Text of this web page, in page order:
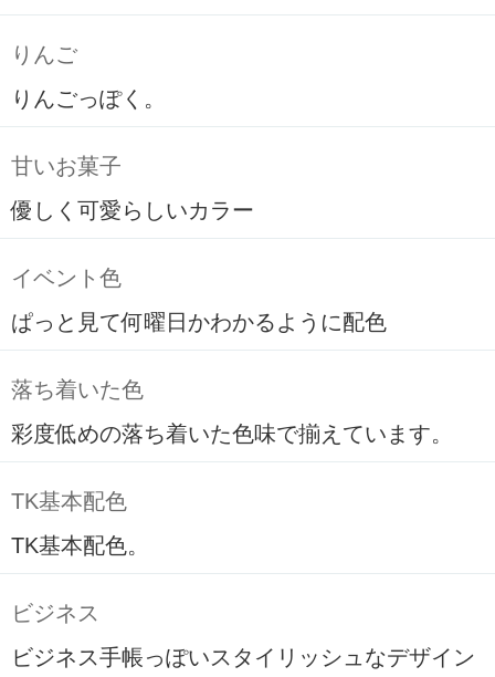
りんご
りんごっぽく。
甘いお菓子
優しく可愛らしいカラー
イベント色
ぱっと見て何曜日かわかるように配色
落ち着いた色
彩度低めの落ち着いた色味で揃えています。
TK基本配色
TK基本配色。
ビジネス
ビジネス手帳っぽいスタイリッシュなデザイン